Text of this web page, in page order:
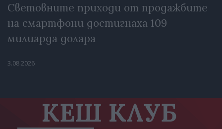
Световните приходи от продажбите
на смартфони достигнаха 109
милиарда долара
3.08.2026
КЕШ КЛУБ